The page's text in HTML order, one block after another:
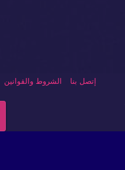
إتصل بنا الشروط والقوانين